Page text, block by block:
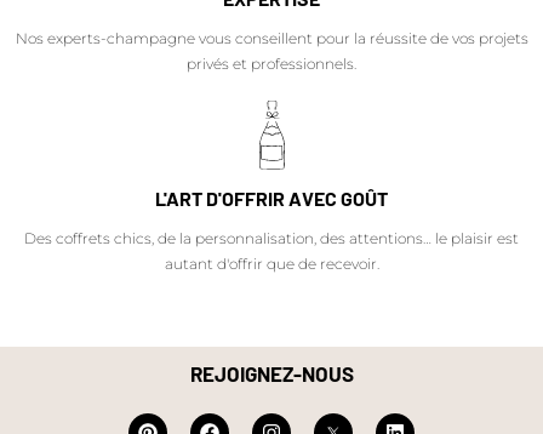
Nos experts-champagne vous conseillent pour la réussite de vos projets
privés et professionnels.
L'ART D'OFFRIR AVEC GOÛT
Des coffrets chics, de la personnalisation, des attentions… le plaisir est
autant d'offrir que de recevoir.
REJOIGNEZ-NOUS